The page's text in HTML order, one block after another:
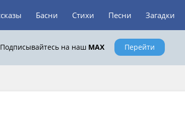
Басни Стихи Песни Загадки
Подписывайтесь на наш MAX Перейти